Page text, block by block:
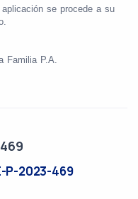
se procede a su
Familia P.A.
P-2023-469